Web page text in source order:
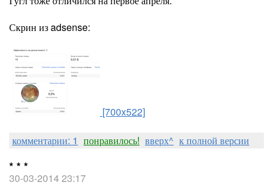
Скрин из adsense:
[700x522]
комментарии: 1 понравилось! вверх^ к полной версии
* * *
30-03-2014 23:17